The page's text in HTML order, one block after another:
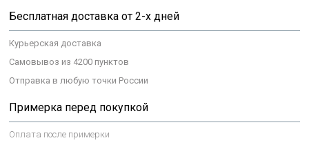
Задай нам вопрос
Бесплатная доставка от 2-х дней
Курьерская доставка
Самовывоз из 4200 пунктов
Отправка в любую точки России
Примерка перед покупкой
Оплата после примерки